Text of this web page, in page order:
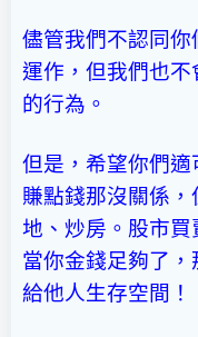
儘管我們不認同
運作，但我們也
的行為。
但是，希望你們
賺點錢那沒關係
地、炒房。股市買
當你金錢足夠了
給他人生存空間！